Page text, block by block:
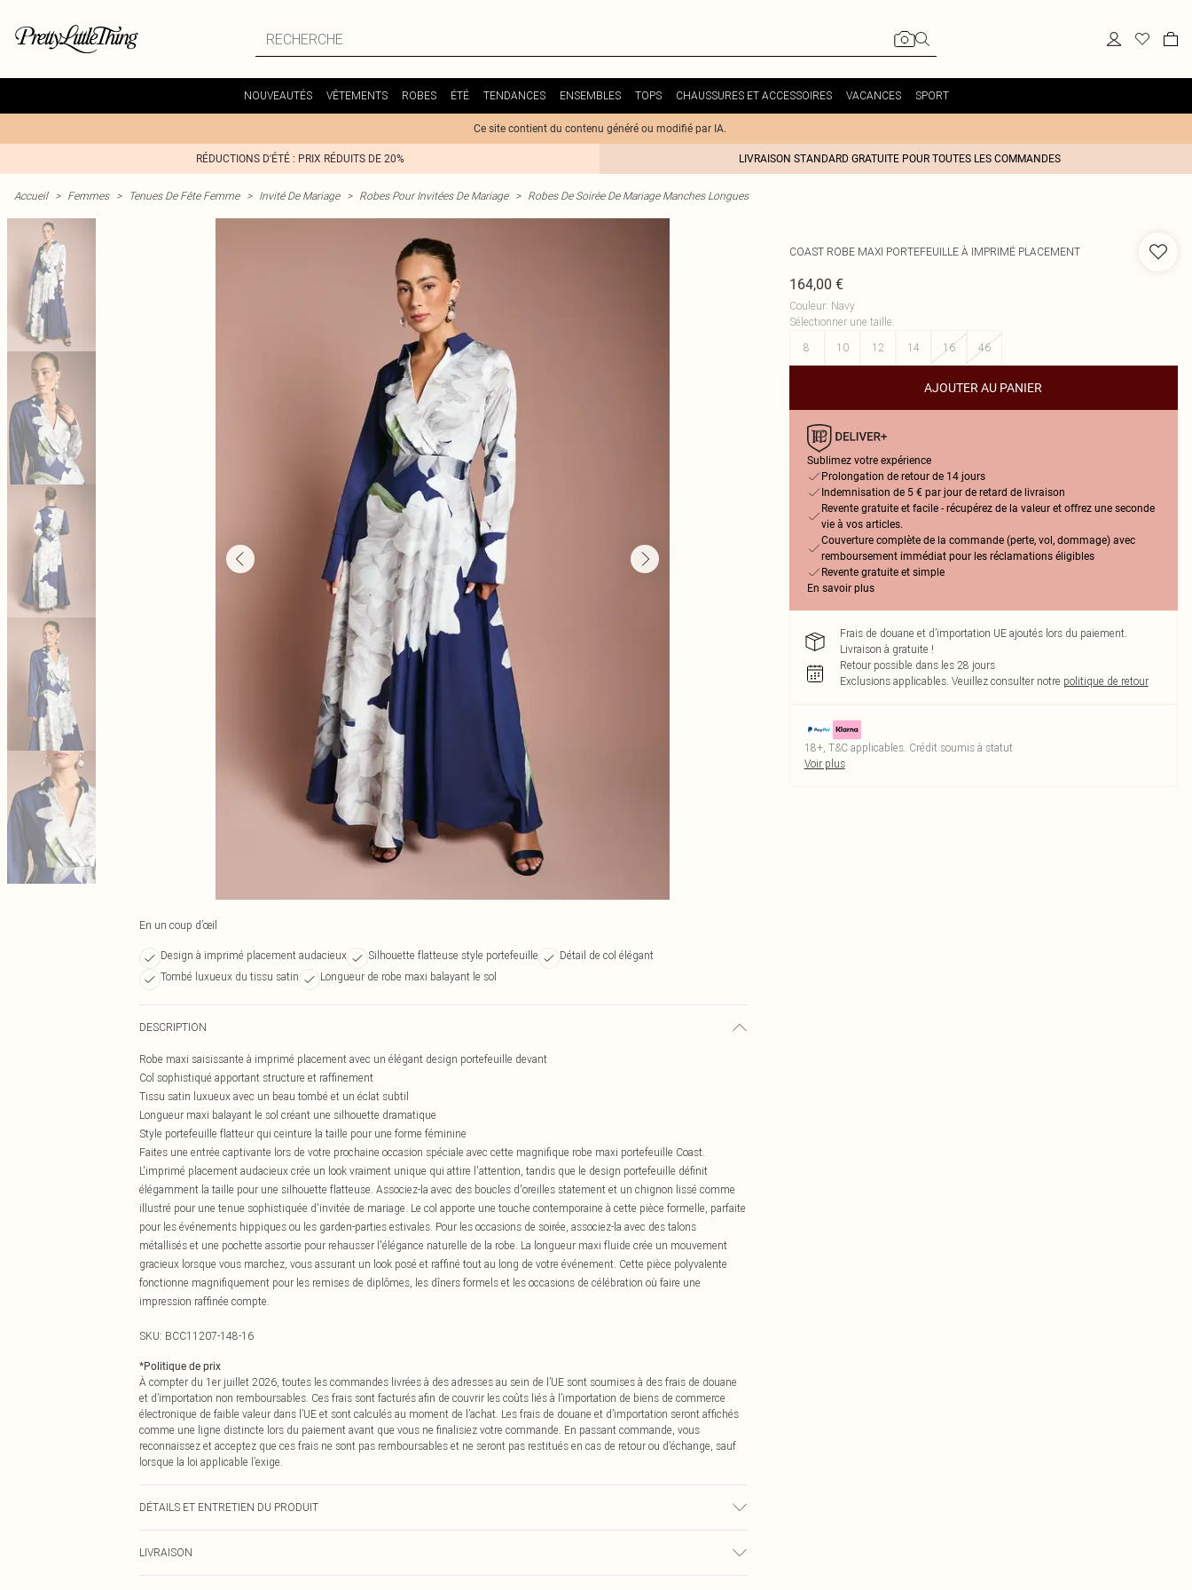
NOUVEAUTÉS VÊTEMENTS ROBES ÉTÉ TENDANCES ENSEMBLES TOPS CHAUSSURES ET ACCESSOIRES VACANCES SPORT
Ce site contient du contenu généré ou modifié par IA.
RÉDUCTIONS D'ÉTÉ : PRIX RÉDUITS DE 20% LIVRAISON STANDARD GRATUITE POUR TOUTES LES COMMANDES
Accueil > Femmes > Tenues De Fête Femme > Invité De Mariage > Robes Pour Invitées De Mariage > Robes De Soirée De Mariage Manches Longues
En un coup d’œil
Design à imprimé placement audacieux Silhouette flatteuse style portefeuille
Détail de col élégant
Tombé luxueux du tissu satin
Longueur de robe maxi balayant le sol
DESCRIPTION
Robe maxi saisissante à imprimé placement avec un élégant design portefeuille devant
Col sophistiqué apportant structure et raffinement
Tissu satin luxueux avec un beau tombé et un éclat subtil
Longueur maxi balayant le sol créant une silhouette dramatique
Style portefeuille flatteur qui ceinture la taille pour une forme féminine
Faites une entrée captivante lors de votre prochaine occasion spéciale avec cette magnifique robe maxi portefeuille Coast.
L'imprimé placement audacieux crée un look vraiment unique qui attire l'attention, tandis que le design portefeuille définit
élégamment la taille pour une silhouette flatteuse. Associez-la avec des boucles d'oreilles statement et un chignon lissé comme
illustré pour une tenue sophistiquée d'invitée de mariage. Le col apporte une touche contemporaine à cette pièce formelle, parfaite
pour les événements hippiques ou les garden-parties estivales. Pour les occasions de soirée, associez-la avec des talons
métallisés et une pochette assortie pour rehausser l'élégance naturelle de la robe. La longueur maxi fluide crée un mouvement
gracieux lorsque vous marchez, vous assurant un look posé et raffiné tout au long de votre événement. Cette pièce polyvalente
fonctionne magnifiquement pour les remises de diplômes, les dîners formels et les occasions de célébration où faire une
impression raffinée compte.
SKU: BCC11207-148-16
*Politique de prix
À compter du 1er juillet 2026, toutes les commandes livrées à des adresses au sein de l’UE sont soumises à des frais de douane
et d’importation non remboursables. Ces frais sont facturés afin de couvrir les coûts liés à l’importation de biens de commerce
électronique de faible valeur dans l’UE et sont calculés au moment de l’achat. Les frais de douane et d’importation seront affichés
comme une ligne distincte lors du paiement avant que vous ne finalisiez votre commande. En passant commande, vous
reconnaissez et acceptez que ces frais ne sont pas remboursables et ne seront pas restitués en cas de retour ou d’échange, sauf
lorsque la loi applicable l’exige.
DÉTAILS ET ENTRETIEN DU PRODUIT
porte une taille 10 environ. Taille du mannequin : 1m70 à 1m75.
LIVRAISON
COAST ROBE MAXI PORTEFEUILLE À IMPRIMÉ PLACEMENT
164,00 €
Couleur: Navy
Sélectionner une taille:
8
10 12 14 16 46
AJOUTER AU PANIER
Sublimez votre expérience
Prolongation de retour de 14 jours
Indemnisation de 5 € par jour de retard de livraison
Revente gratuite et facile - récupérez de la valeur et offrez une seconde
vie à vos articles.
Couverture complète de la commande (perte, vol, dommage) avec
remboursement immédiat pour les réclamations éligibles
Revente gratuite et simple
En savoir plus
Frais de douane et d’importation UE ajoutés lors du paiement.
Livraison à gratuite !
Retour possible dans les 28 jours
Exclusions applicables. Veuillez consulter notre politique de retour
18+, T&C applicables. Crédit soumis à statut
Voir plus